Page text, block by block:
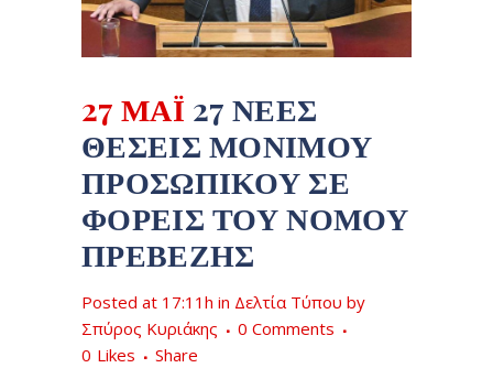
27 ΜΑΪ́ 27 ΝΈΕΣ
ΘΈΣΕΙΣ ΜΌΝΙΜΟΥ
ΠΡΟΣΩΠΙΚΟΎ ΣΕ
ΦΟΡΕΊΣ ΤΟΥ ΝΟΜΟΎ
ΠΡΕΒΈΖΗΣ
Posted at 17:11h in Δελτία Τύπου by
Σπύρος Κυριάκης
0 Comments
0 Likes Share